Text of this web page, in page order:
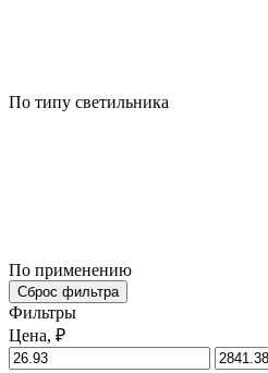
По типу светильника
По применению
Сброс фильтра
Фильтры
Цена, ₽